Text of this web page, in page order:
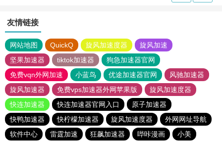
友情链接
网站地图 QuickQ 旋风加速度器
旋风加速
坚果加速器
tiktok加速器
狗急加速器官网
免费vqn外网加速
小蓝鸟 优途加速器官网
风驰加速器
旋风加速器
免费vps加速器外网苹果版
旋风加速度器
快连加速器
快连加速器官网入口
原子加速器
快鸭加速器
快柠檬加速器 旋风加速度器
外网网址导航
软件中心
雷霆加速 狂飙加速器 哔咔漫画
小美